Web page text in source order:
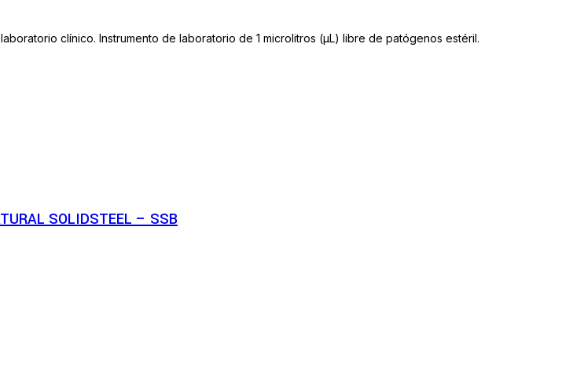
clínico. Instrumento de laboratorio de 1 microlitros (μL) libre de patógenos estéril.
SOLIDSTEEL – SSB